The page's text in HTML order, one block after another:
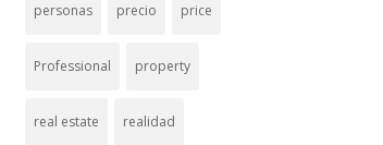
personas precio price
Professional property
real estate realidad